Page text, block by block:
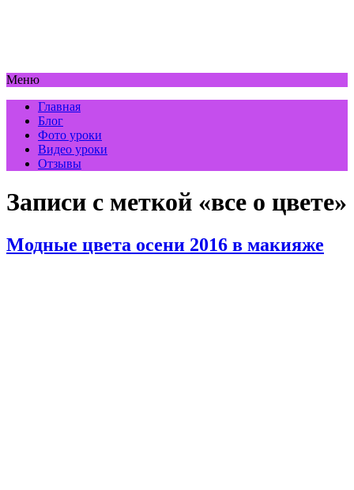
Меню
Главная
Блог
Фото уроки
Видео уроки
Отзывы
Записи с меткой «все о цвете»
Модные цвета осени 2016 в макияже